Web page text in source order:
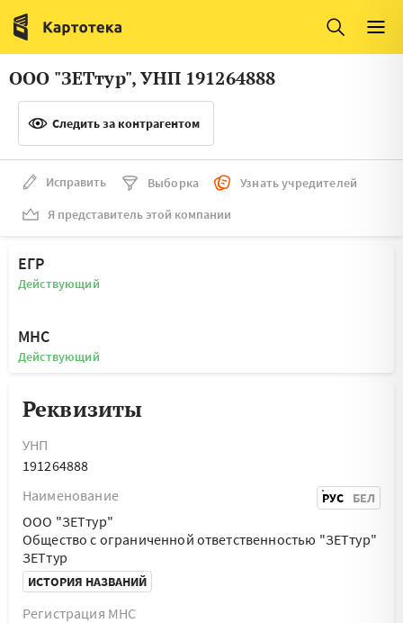
Италия
Люксембург
Литва
Нидерланды
ООО "ЗЕТтур", УНП 191264888
Следить за контрагентом
Исправить Выборка
Узнать учредителей
Я представитель этой компании
ЕГР
Действующий
МНС
Действующий
Реквизиты
УНП
191264888
Наименование
РУС БЕЛ
ООО "ЗЕТтур"
Общество с ограниченной ответственностью "ЗЕТтур"
ЗЕТтур
ИСТОРИЯ НАЗВАНИЙ
Регистрация МНС